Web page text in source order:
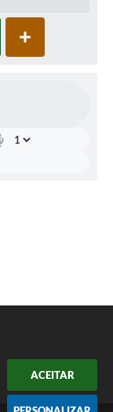
ACEITAR